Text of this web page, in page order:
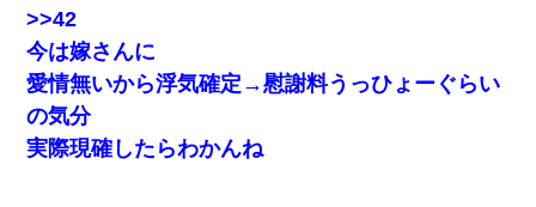
>>42
今は嫁さんに
愛情無いから浮気確定→慰謝料うっひょーぐらい
の気分
実際現確したらわかんね